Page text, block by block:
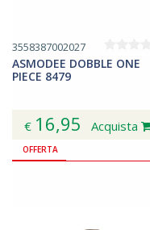
3558387002027
ASMODEE DOBBLE ONE
PIECE 8479
€ 16,95 Acquista
OFFERTA